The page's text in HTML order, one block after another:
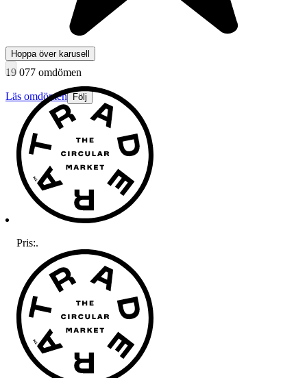
19 077 omdömen
Läs omdömen Följ
Hoppa över karusell
Pris:.